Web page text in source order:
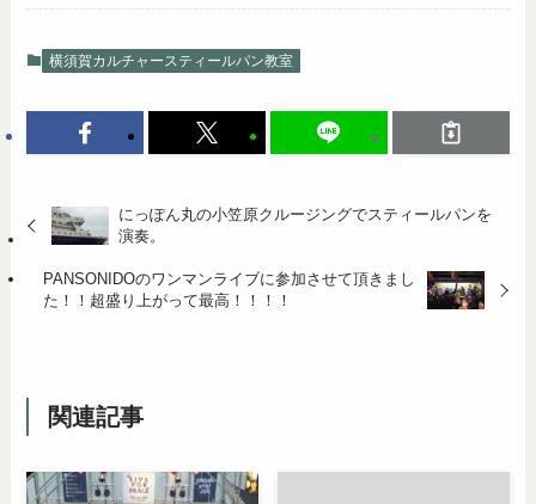
横須賀カルチャースティールパン教室
にっぽん丸の小笠原クルージングでスティールパンを
演奏。
PANSONIDOのワンマンライブに参加させて頂きまし
た！！超盛り上がって最高！！！！
関連記事